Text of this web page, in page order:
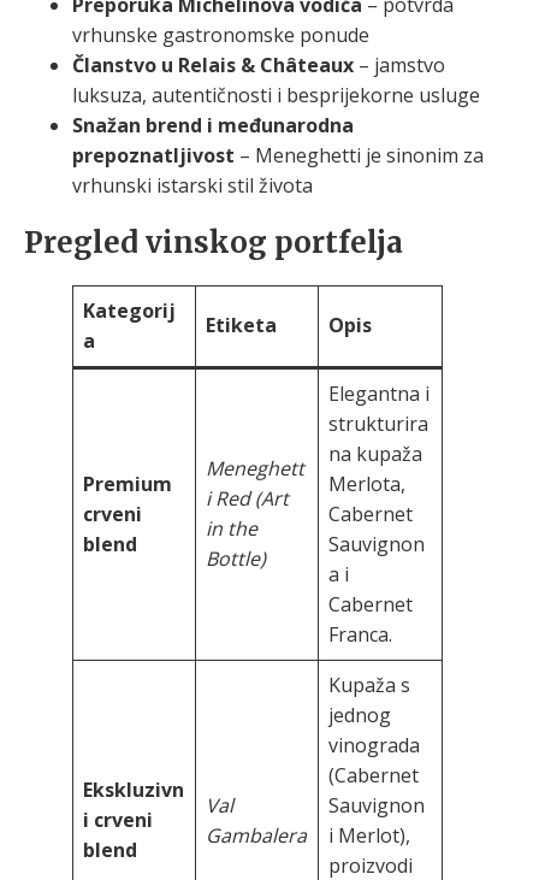
vrhunske gastronomske ponude
Članstvo u Relais & Châteaux – jamstvo
luksuza, autentičnosti i besprijekorne usluge
Snažan brend i međunarodna
prepoznatljivost – Meneghetti je sinonim za
vrhunski istarski stil života
Pregled vinskog portfelja
Kategorij
a
Etiketa Opis
Premium
crveni
blend
Meneghett
i Red (Art
in the
Bottle)
Elegantna i
strukturira
na kupaža
Merlota,
Cabernet
Sauvignon
a i
Cabernet
Franca.
Ekskluzivn
i crveni
blend
Val
Gambalera
Kupaža s
jednog
vinograda
(Cabernet
Sauvignon
i Merlot),
proizvodi